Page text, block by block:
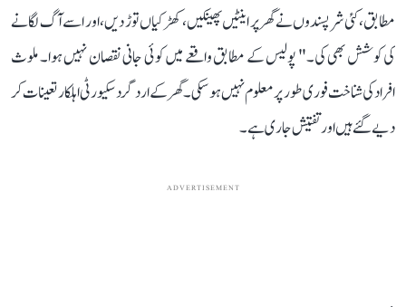
مطابق، کئی شرپسندوں نے گھر پر اینٹیں پھینکیں، کھڑکیاں توڑ دیں، اور اسے آگ لگانے
کی کوشش بھی کی۔" پولیس کے مطابق واقعے میں کوئی جانی نقصان نہیں ہوا۔ ملوث
افراد کی شناخت فوری طور پر معلوم نہیں ہو سکی۔ گھر کے اردگرد سکیورٹی اہلکار تعینات کر
دیے گئے ہیں اور تفتیش جاری ہے۔
ADVERTISEMENT